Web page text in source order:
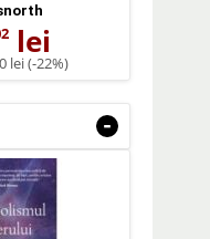
lei
lei(-22%)
-